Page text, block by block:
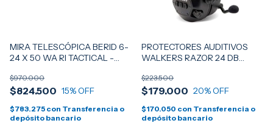
MIRA TELESCÓPICA BERID 6-
24 X 50 WA RI TACTICAL -
$824.500
$970.000
15% OFF
$783.275 con Transferencia o
depósito bancario
PROTECTORES AUDITIVOS
WALKERS RAZOR 24 DB
MICROFONO
$179.000
$223.500
20% OFF
$170.050 con Transferencia o
depósito bancario